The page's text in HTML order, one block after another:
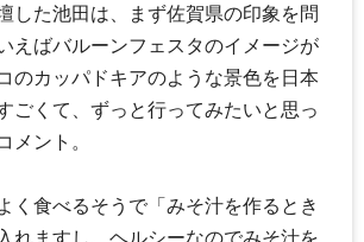
した池田は、まず佐賀県の印象を問
えばバルーンフェスタのイメージが
のカッパドキアのような景色を日本
ごくて、ずっと行ってみたいと思っ
ント。
く食べるそうで「みそ汁を作るとき
れますし、ヘルシーなのでみそ汁を